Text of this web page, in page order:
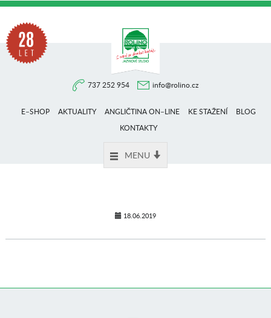
737 252 954 info@rolino.cz
E–SHOP AKTUALITY ANGLIČTINA ON–LINE KE STAŽENÍ
BLOG
KONTAKTY
MENU
18.06.2019